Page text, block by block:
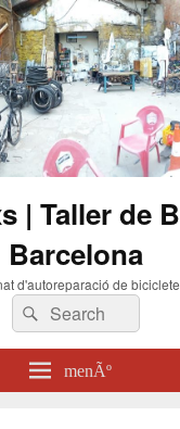
| Taller de
Barcelona
d'autoreparació de
Buscar:Cerca
menÃº